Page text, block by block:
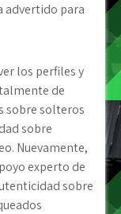
advertido para
los perfiles y
de
sobre solteros
sobre
Nuevamente,
experto de
sobre